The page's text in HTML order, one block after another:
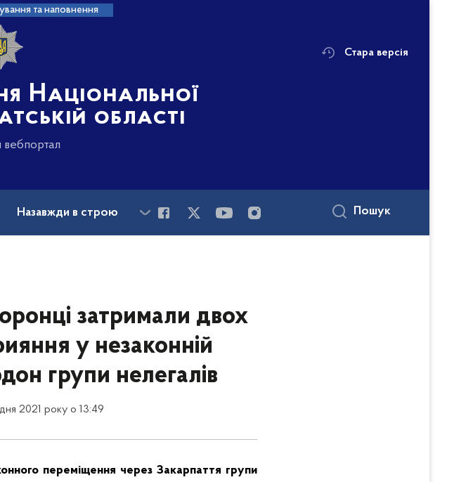
та наповнення
Національної
області
Стара версія
Назавжди в строю Пошук
затримали двох
у незаконній
групи нелегалів
2021 року о 13:49
переміщення через Закарпаття групи